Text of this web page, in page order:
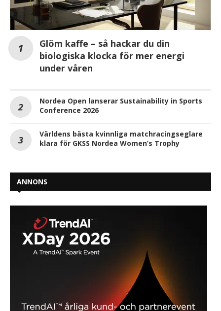
Glöm kaffe – så hackar du din
biologiska klocka för mer energi
under våren
Nordea Open lanserar Sustainability in Sports
Conference 2026
Världens bästa kvinnliga matchracingseglare
klara för GKSS Nordea Women’s Trophy
ANNONS